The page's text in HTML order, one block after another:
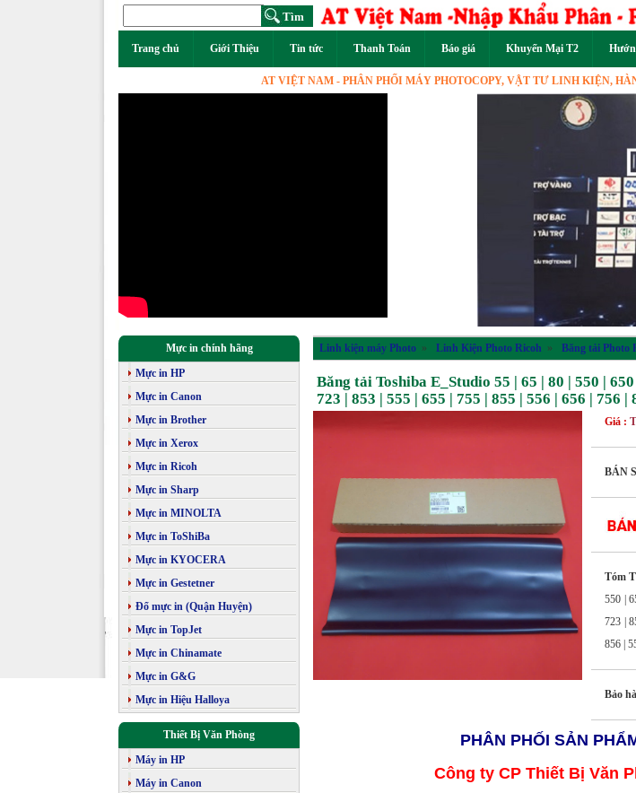
Trang chủ Giới Thiệu Tin tức Thanh Toán Báo giá Khuyến Mại T2
AT VIỆT NAM - PHÂN PHỐI MÁY PHOTOCOPY, VẬT TƯ LINH KIỆN, HÀNG
Mực in chính hãng
Mực in HP
Mực in Canon
Mực in Brother
Mực in Xerox
Mực in Ricoh
Mực in Sharp
Mực in MINOLTA
Mực in ToShiBa
Mực in KYOCERA
Mực in Gestetner
Đổ mực in (Quận Huyện)
Mực in TopJet
Mực in Chinamate
Mực in G&G
Mực in Hiệu Halloya
Thiết Bị Văn Phòng
Máy in HP
Máy in Canon
Linh kiện máy Photo » Linh Kiện Photo Ricoh » Băng tải Photo
Băng tải Toshiba E_Studio 55 | 65 | 80 | 550 | 650
723 | 853 | 555 | 655 | 755 | 855 | 556 | 656 | 756
Giá :
BÁN
Tóm
550 |
723 |
856 |
Bảo
PHÂN PHỐI SẢN
Công ty CP Thiết Bị Văn